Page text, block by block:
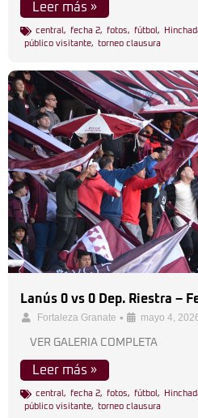
Leer más »
central , fecha 2, fotos, fútbol ,
público visitante, torneo clausura
Lanús 0 vs 0 Dep. Riestra –
Fortaleza Granate • mayo 4,
VER GALERIA COMPLETA
Leer más »
central , fecha 2, fotos, fútbol ,
público visitante, torneo clausura